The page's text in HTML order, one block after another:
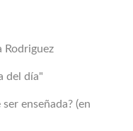
Rodriguez
del día"
enseñada? (en